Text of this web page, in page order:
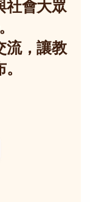
社會大眾
流，讓教